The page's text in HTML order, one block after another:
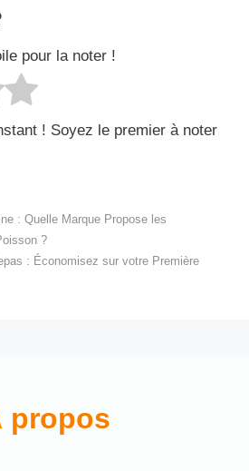
pour la noter !
! Soyez le premier à noter
: Quelle Marque Propose les
?
: Économisez sur votre Première
propos